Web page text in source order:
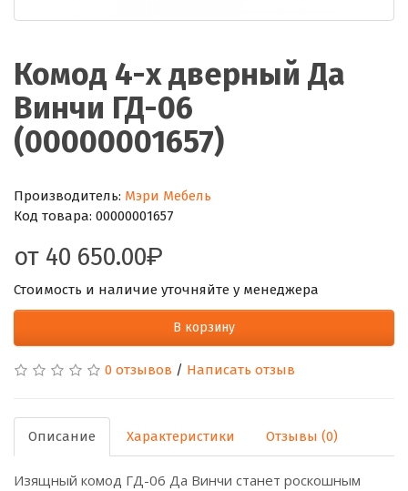
Комод 4-х дверный Да
Винчи ГД-06
(00000001657)
Производитель: Мэри Мебель
Код товара: 00000001657
от 40 650.00
Стоимость и наличие уточняйте у менеджера
В корзину
0 отзывов / Написать отзыв
Описание Характеристики Отзывы (0)
Изящный комод ГД-06 Да Винчи станет роскошным